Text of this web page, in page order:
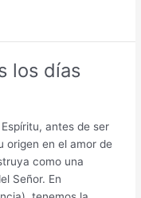
los días
antes de ser
origen en el amor de
como una
Señor. En